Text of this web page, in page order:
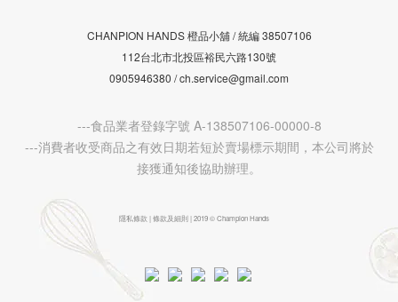
CHANPION HANDS 橙品小舖 /統編38507106
112台北市北投區裕民六路130號
0905946380 / ch.service@gmail.com
---食品業者登錄字號 A-138507106-00000-8
---消費者收受商品之有效日期若短於賣場標示期間，本公司將於
接獲通知後協助辦理。
隱私條款 | 條款及細則 | 2019 © Champion Hands